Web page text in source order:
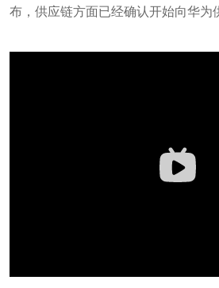
布，供应链方面已经确认开始向华为